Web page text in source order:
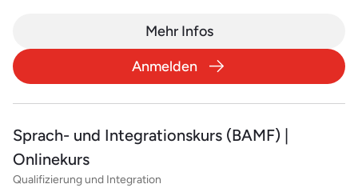
Mehr Infos
Anmelden
Sprach- und Integrationskurs (BAMF) |
Onlinekurs
Qualifizierung und Integration